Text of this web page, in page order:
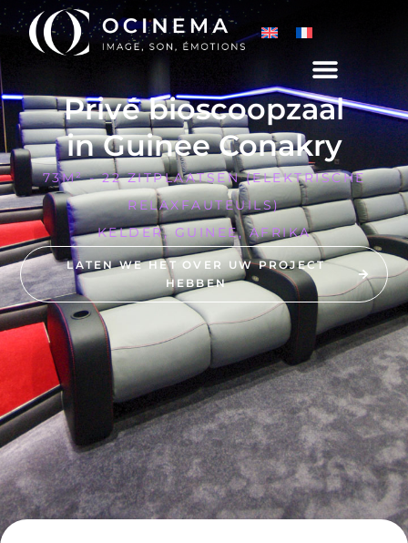
Privé bioscoopzaal
in Guinee Conakry
73M² - 22 ZITPLAATSEN (ELEKTRISCHE
RELAXFAUTEUILS)
KELDER, GUINEE, AFRIKA
LATEN WE HET OVER UW PROJECT
HEBBEN